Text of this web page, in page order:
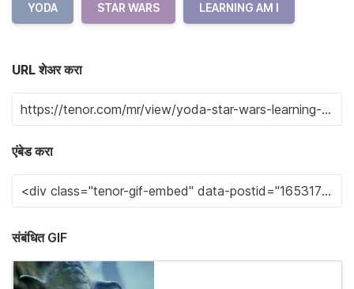
YODA STAR WARS LEARNING AM I
URL शेअर करा
एंबेड करा
संबंधित GIF